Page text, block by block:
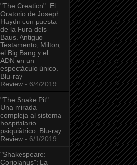
"The Creation": El
Oratorio de Joseph
Haydn con puesta
de la Fura dels
Baus. Antiguo
Testamento, Milton,
el Big Bang y el
ADN en un
espectáculo único.
Blu-ray
Review - 6/4/2019
"The Snake Pit":
Una mirada
compleja al sistema
hospitalario
psiquiátrico. Blu-ray
Review - 6/1/2019
"Shakespeare:
Coriolanus": La